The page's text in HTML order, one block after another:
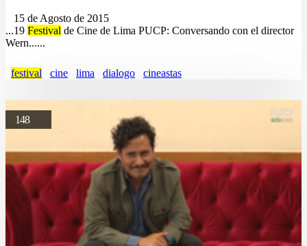
15 de Agosto de 2015
...19 Festival de Cine de Lima PUCP: Conversando con el director
Wern......
festival cine lima dialogo cineastas
148